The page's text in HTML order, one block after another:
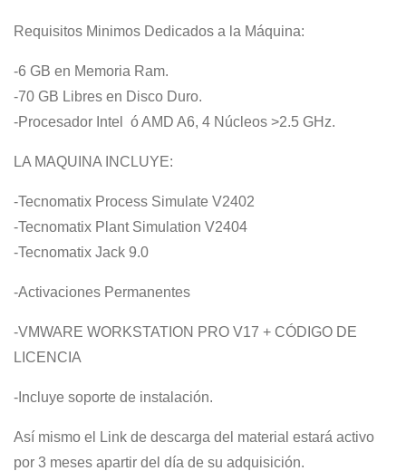
Requisitos Minimos Dedicados a la Máquina:
-6 GB en Memoria Ram.
-70 GB Libres en Disco Duro.
-Procesador Intel ó AMD A6, 4 Núcleos >2.5 GHz.
LA MAQUINA INCLUYE:
-Tecnomatix Process Simulate V2402
-Tecnomatix Plant Simulation V2404
-Tecnomatix Jack 9.0
-Activaciones Permanentes
-VMWARE WORKSTATION PRO V17 + CÓDIGO DE
LICENCIA
-Incluye soporte de instalación.
Así mismo el Link de descarga del material estará activo
por 3 meses apartir del día de su adquisición.